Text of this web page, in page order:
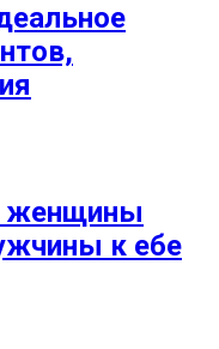
женщины
к ебе